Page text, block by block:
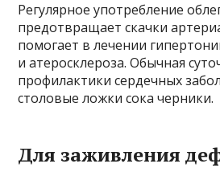
Регулярное употребление
предотвращает скачки
помогает в лечении
и атеросклероза. Обычная
профилактики сердечных
столовые ложки сока черники.
Для заживления